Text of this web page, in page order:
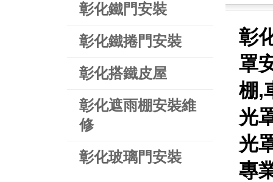
彰化鐵門安裝
彰化鐵捲門安裝
彰化搭鐵皮屋
彰化遮雨棚安裝維
修
彰化玻璃門安裝
彰
罩
棚,
光
光
專